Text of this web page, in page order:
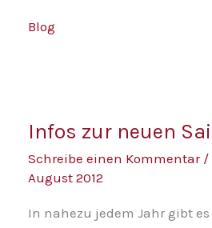
Blog
Infos zur neuen
Schreibe einen Kommentar /
August 2012
In nahezu jedem Jahr gibt
zur
neuen
Saison